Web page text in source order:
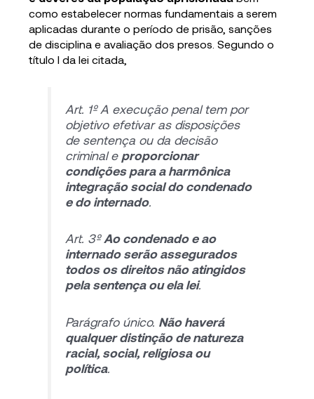
como estabelecer normas fundamentais a serem
aplicadas durante o período de prisão, sanções
de disciplina e avaliação dos presos. Segundo o
título I da lei citada,
Art. 1º A execução penal tem por
objetivo efetivar as disposições
de sentença ou da decisão
criminal e proporcionar
condições para a harmônica
integração social do condenado
e do internado.
Art. 3ºAo condenado e ao
internado serão assegurados
todos os direitos não atingidos
pela sentença ou ela lei.
Parágrafo único. Não haverá
qualquer distinção de natureza
racial, social, religiosa ou
política.